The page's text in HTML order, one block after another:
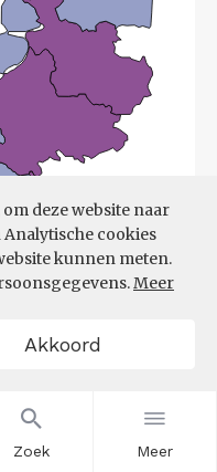
Zoek Meer
deze website naar
cookies
kunnen meten.
Meer
Akkoord
Bron:
Filters